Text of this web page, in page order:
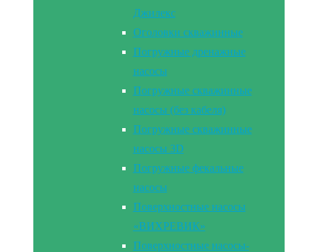
Джилекс
Оголовки скважинные
Погружные дренажные
насосы
Погружные скважинные
насосы (без кабеля)
Погружные скважинные
насосы 3D
Погружные фекальные
насосы
Поверхностные насосы
«ВИХРЕВИК»
Поверхностные насосы-